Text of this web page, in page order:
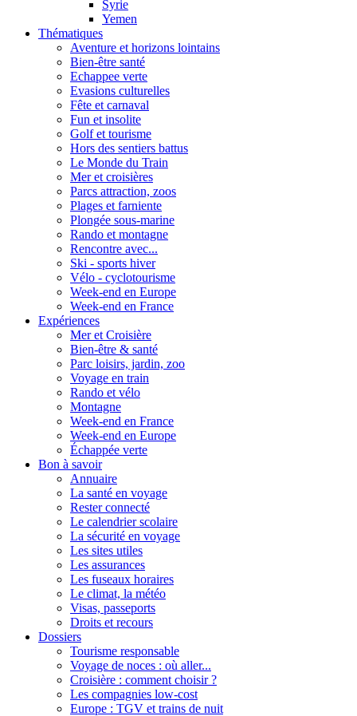
Syrie
Yemen
Thématiques
Aventure et horizons lointains
Bien-être santé
Echappee verte
Evasions culturelles
Fête et carnaval
Fun et insolite
Golf et tourisme
Hors des sentiers battus
Le Monde du Train
Mer et croisières
Parcs attraction, zoos
Plages et farniente
Plongée sous-marine
Rando et montagne
Rencontre avec...
Ski - sports hiver
Vélo - cyclotourisme
Week-end en Europe
Week-end en France
Expériences
Mer et Croisière
Bien-être & santé
Parc loisirs, jardin, zoo
Voyage en train
Rando et vélo
Montagne
Week-end en France
Week-end en Europe
Échappée verte
Bon à savoir
Annuaire
La santé en voyage
Rester connecté
Le calendrier scolaire
La sécurité en voyage
Les sites utiles
Les assurances
Les fuseaux horaires
Le climat, la météo
Visas, passeports
Droits et recours
Dossiers
Tourisme responsable
Voyage de noces : où aller...
Croisière : comment choisir ?
Les compagnies low-cost
Europe : TGV et trains de nuit